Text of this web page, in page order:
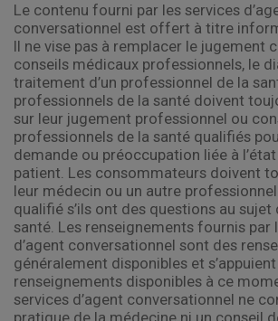
Le contenu fourni par les services
conversationnel est offert à titre
Il ne vise pas à remplacer le jugement
conseils médicaux professionnels, le
traitement d’un professionnel de la
professionnels de la santé doivent
sur leur jugement professionnel ou
professionnels de la santé qualifiés
demande ou préoccupation liée à l’état
patient. Les consommateurs doivent
leur médecin ou un autre
qualifié s’ils ont des questions au sujet
santé. Les renseignements fournis par
d’agent conversationnel sont des
généralement disponibles et
renseignements disponibles à ce
services d’agent conversationnel ne